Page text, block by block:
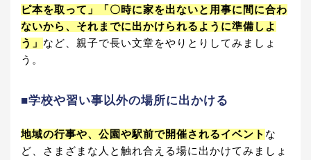
ピ本を取って」「〇時に家を出ないと用事に間に合わ
ないから、それまでに出かけられるように準備しよ
う」 など、親子で長い文章をやりとりしてみましょ
う。
■学校や習い事以外の場所に出かける
地域の行事や、公園や駅前で開催されるイベント な
ど、さまざまな人と触れ合える場に出かけてみましょ